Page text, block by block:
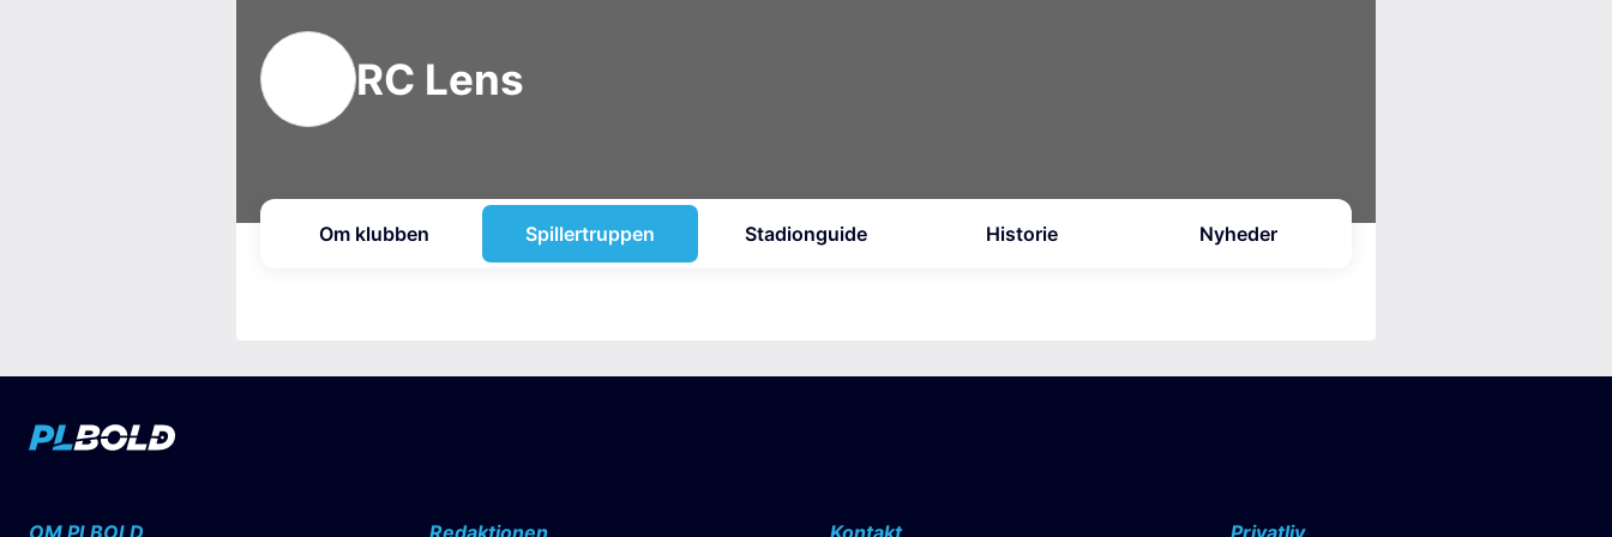
RC Lens
Om klubben Spillertruppen Stadionguide Historie Nyheder
OM PLBOLD Redaktionen Kontakt Privatliv